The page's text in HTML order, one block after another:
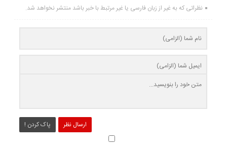
نظراتی که به غیر از زبان فارسی یا غیر مرتبط با خبر باشد منتشر نخواهد شد.
ارسال نظر پاک کردن !